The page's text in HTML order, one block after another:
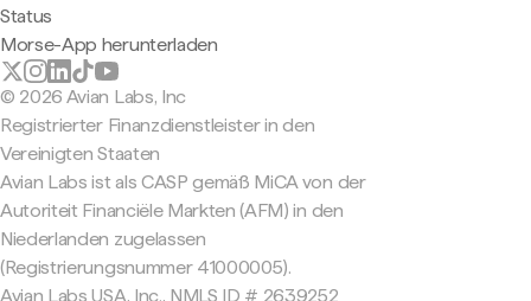
Status
Morse-App herunterladen
© 2026 Avian Labs, Inc
Registrierter Finanzdienstleister in den
Vereinigten Staaten
Avian Labs ist als CASP gemäß MiCA von der
Autoriteit Financiële Markten (AFM) in den
Niederlanden zugelassen
(Registrierungsnummer 41000005).
Avian Labs USA, Inc., NMLS ID # 2639252